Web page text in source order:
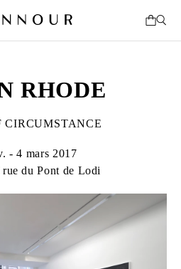
RHODE
CIRCUMSTANCE
- 4 mars 2017
du Pont de Lodi